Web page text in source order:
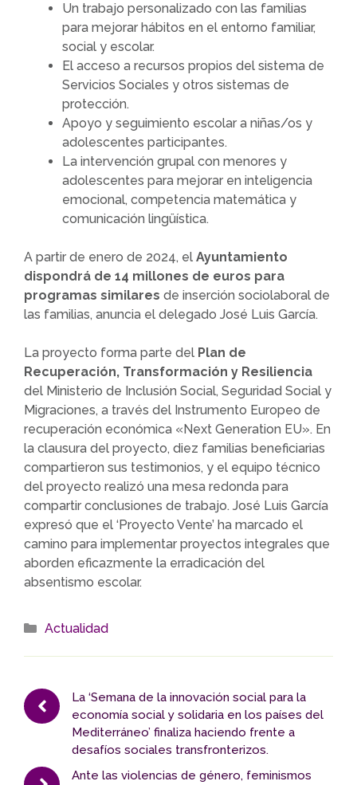
Un trabajo personalizado con las familias
para mejorar hábitos en el entorno familiar,
social y escolar.
El acceso a recursos propios del sistema de
Servicios Sociales y otros sistemas de
protección.
Apoyo y seguimiento escolar a niñas/os y
adolescentes participantes.
La intervención grupal con menores y
adolescentes para mejorar en inteligencia
emocional, competencia matemática y
comunicación lingüística.
A partir de enero de 2024, el Ayuntamiento
dispondrá de 14 millones de euros para
programas similares de inserción sociolaboral de
las familias, anuncia el delegado José Luis García.
La proyecto forma parte del Plan de
Recuperación, Transformación y Resiliencia
del Ministerio de Inclusión Social, Seguridad Social y
Migraciones, a través del Instrumento Europeo de
recuperación económica «Next Generation EU». En
la clausura del proyecto, diez familias beneficiarias
compartieron sus testimonios, y el equipo técnico
del proyecto realizó una mesa redonda para
compartir conclusiones de trabajo. José Luis García
expresó que el ‘Proyecto Vente’ ha marcado el
camino para implementar proyectos integrales que
aborden eficazmente la erradicación del
absentismo escolar.
Categorías
Actualidad
La ‘Semana de la innovación social para la
economía social y solidaria en los países del
Mediterráneo’ finaliza haciendo frente a
desafíos sociales transfronterizos.
Ante las violencias de género, feminismos